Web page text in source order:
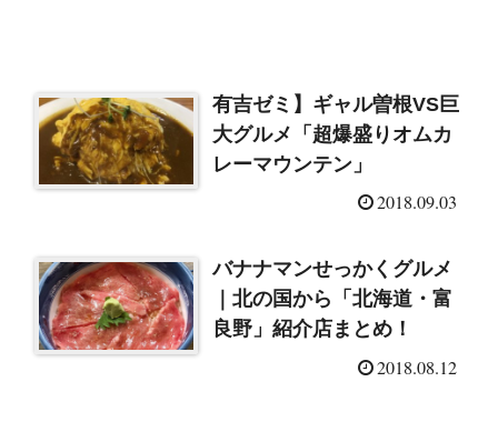
有吉ゼミ】ギャル曽根VS巨
大グルメ「超爆盛りオムカ
レーマウンテン」
2018.09.03
バナナマンせっかくグルメ
｜北の国から「北海道・富
良野」紹介店まとめ！
2018.08.12